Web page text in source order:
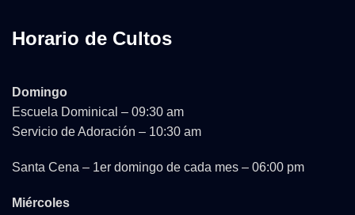
Horario de Cultos
Domingo
Escuela Dominical – 09:30 am
Servicio de Adoración – 10:30 am
Santa Cena – 1er domingo de cada mes – 06:00 pm
Miércoles